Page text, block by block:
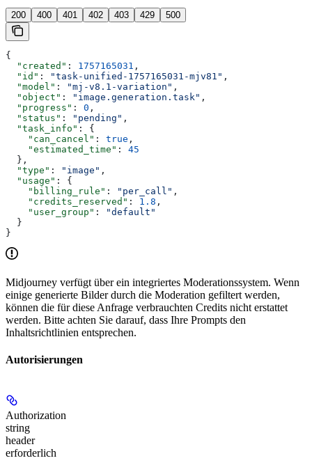
200 400 401 402 403 429 500
{
  "created"
: 1757165031 ,
  "id"
: "task-unified-1757165031-mjv81" ,
  "model"
: "mj-v8.1-variation" ,
  "object"
: "image.generation.task" ,
  "progress"
: 0 ,
  "status"
: "pending" ,
  "task_info"
: {
    "can_cancel"
: true ,
    "estimated_time"
: 45
  },
  "type"
: "image" ,
  "usage"
: {
    "billing_rule"
: "per_call" ,
    "credits_reserved"
: 1.8 ,
    "user_group"
:
"default"
  }
}
Midjourney verfügt über ein integriertes Moderationssystem. Wenn
einige generierte Bilder durch die Moderation gefiltert werden,
können die für diese Anfrage verbrauchten Credits nicht erstattet
werden. Bitte achten Sie darauf, dass Ihre Prompts den
Inhaltsrichtlinien entsprechen.
Autorisierungen
Authorization
string
header
erforderlich